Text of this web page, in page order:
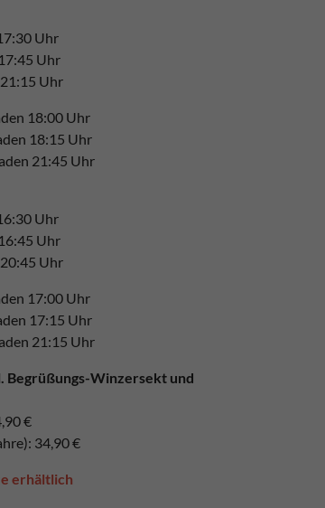
Uhr
Uhr
Uhr
18:00 Uhr
18:15 Uhr
21:45 Uhr
Uhr
Uhr
Uhr
17:00 Uhr
17:15 Uhr
21:15 Uhr
Begrüßungs-Winzersekt und
€
34,90 €
erhältlich